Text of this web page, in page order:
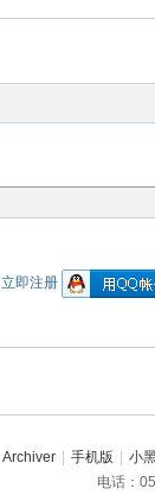
立即注册
Archiver 手机版 小
电话：